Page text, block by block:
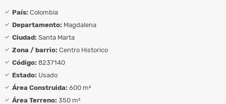
País: Colombia
Departamento: Magdalena
Ciudad: Santa Marta
Zona / barrio: Centro Historico
Código: 8237140
Estado: Usado
Área Construida: 600 m²
Área Terreno: 350 m²